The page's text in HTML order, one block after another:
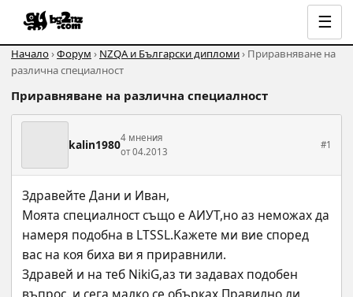
☰
Начало›Форум › NZQA и Български дипломи› Приравняване на
различна специалност
Приравняване на различна специалност
kalin19804 мнения
от 04.2013
#1
Здравейте Дани и Иван,
Моята специалност също е AИУТ,но аз неможах да
намеря подобна в LTSSL.Kaжете ми вие според
вас на коя биха ви я приравнили.
Здравей и на теб NikiG,аз ти задавах подобен